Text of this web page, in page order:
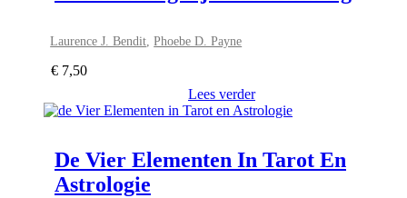
Laurence J. Bendit,Phoebe D. Payne
€ 7,50
Lees verder
De Vier Elementen In Tarot En
Astrologie